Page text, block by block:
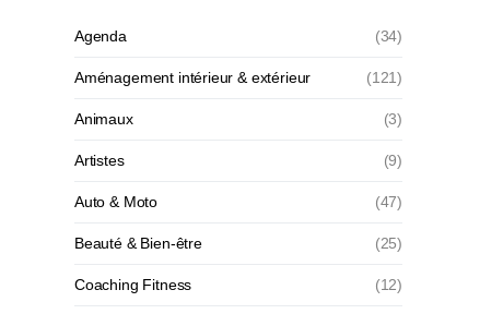
Agenda (34)
Aménagement intérieur & extérieur (121)
Animaux (3)
Artistes (9)
Auto & Moto (47)
Beauté & Bien-être (25)
Coaching Fitness (12)